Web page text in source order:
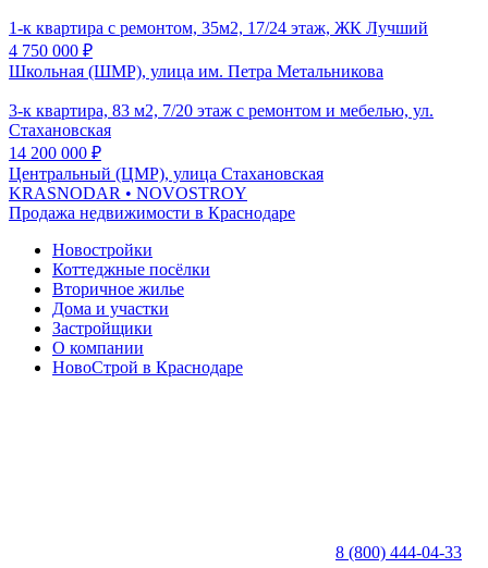
1-к квартира с ремонтом, 35м2, 17/24 этаж, ЖК Лучший
4 750 000 ₽
Школьная (ШМР), улица им. Петра Метальникова
3-к квартира, 83 м2, 7/20 этаж с ремонтом и мебелью, ул.
Стахановская
14 200 000 ₽
Центральный (ЦМР), улица Стахановская
KRASNODAR • NOVOSTROY
Продажа недвижимости в Краснодаре
Новостройки
Коттеджные посёлки
Вторичное жилье
Дома и участки
Застройщики
О компании
НовоСтрой в Краснодаре
8 (800) 444-04-33